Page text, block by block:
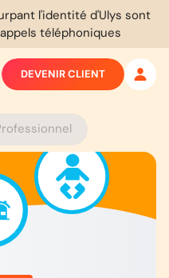
l'identité d'Ulys sont
téléphoniques
DEVENIR CLIENT